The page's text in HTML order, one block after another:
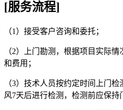
[服务流程]
（1）接受客户咨询和委托；
（2）上门勘测，根据项目实际
和费用；
（3）技术人员按约定时间上门
风7天后进行检测，检测前应保持